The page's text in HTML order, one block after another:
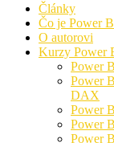
Články
Čo je Power
O autorovi
Kurzy Power
Power
Power
DAX
Power
Power
Power